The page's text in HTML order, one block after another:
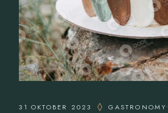
31 OKTOBER 2023 GASTRONOMY